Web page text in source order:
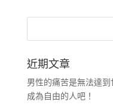
近期文章
男性的痛苦是無法達
成為自由的人吧！